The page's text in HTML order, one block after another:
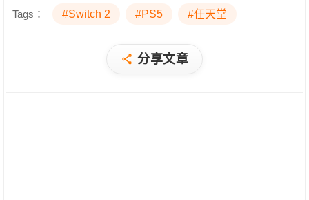
Tags： #Switch 2 #PS5 #任天堂
分享文章